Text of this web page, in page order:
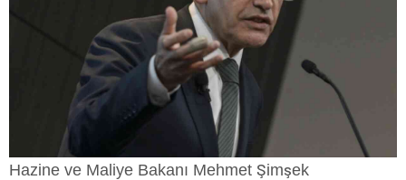
Hazine ve Maliye Bakanı Mehmet Şimşek